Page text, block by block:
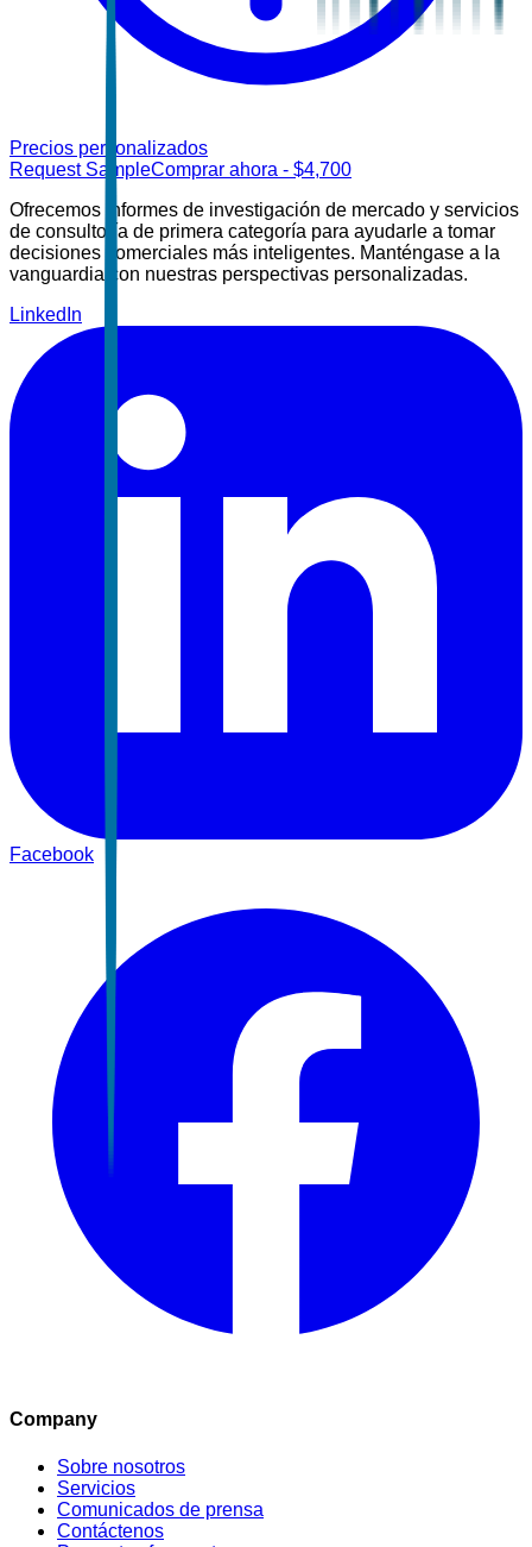
Precios personalizados
Request SampleComprar ahora - $4,700
Ofrecemos informes de investigación de mercado y servicios
de consultoría de primera categoría para ayudarle a tomar
decisiones comerciales más inteligentes. Manténgase a la
vanguardia con nuestras perspectivas personalizadas.
LinkedIn
Facebook
Company
Sobre nosotros
Servicios
Comunicados de prensa
Contáctenos